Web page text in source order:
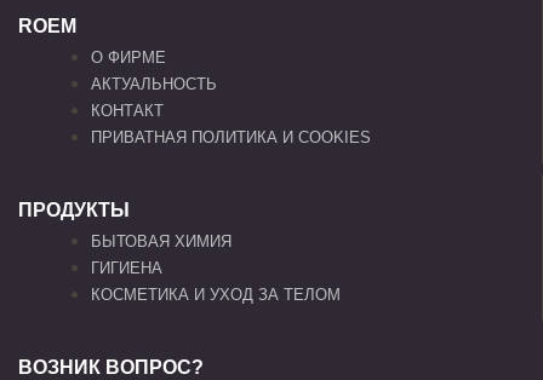
ROEM
О ФИРМЕ
АКТУАЛЬНОСТЬ
КОНТАКТ
ПРИВАТНАЯ ПОЛИТИКА И COOKIES
ПРОДУКТЫ
БЫТОВАЯ ХИМИЯ
ГИГИЕНА
КОСМЕТИКА И УХОД ЗА ТЕЛОМ
ВОЗНИК ВОПРОС?